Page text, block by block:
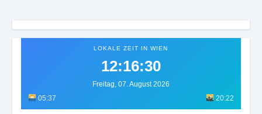
LOKALE ZEIT IN WIEN
12:16:32
Freitag, 07. August 2026
05:37
20:22